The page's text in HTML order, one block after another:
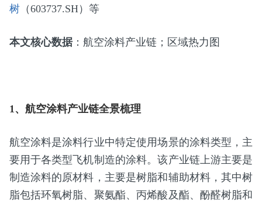
树（603737.SH）等
本文核心数据：航空涂料产业链；区域热力图
1、航空涂料产业链全景梳理
航空涂料是涂料行业中特定使用场景的涂料类型，主
要用于各类型飞机制造的涂料。该产业链上游主要是
制造涂料的原材料，主要是树脂和辅助材料，其中树
脂包括环氧树脂、聚氨酯、丙烯酸及酯、酚醛树脂和